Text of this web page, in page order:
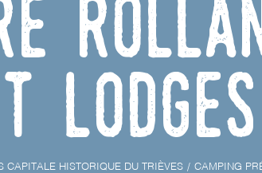
Lodges
CAPITALE HISTORIQUE DU TRIÈVES CAMPING